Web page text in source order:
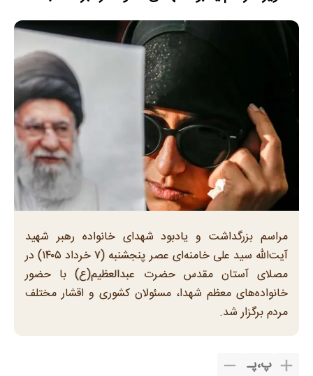
مراسم بزرگداشت و یادبود شهدای خانواده رهبر شهید
آیت‌الله سید علی خامنه‌ای عصر پنجشنبه (۷ خرداد ۱۴۰۵) در
مصلای آستان مقدس حضرت عبدالعظیم(ع) با حضور
خانواده‌های معظم شهدا، مسئولان کشوری و اقشار مختلف
مردم برگزار شد.
پ،پـ